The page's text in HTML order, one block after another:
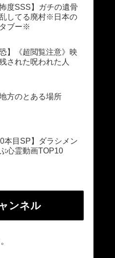
怖度SSS】ガチの遺骨
してる廃村※日本の
ブー※
恐】《超閲覧注意》映
された呪われた人
方のとある場所
本目SP】ダラシメン
心霊動画TOP10
ンネル